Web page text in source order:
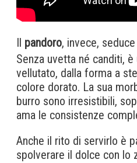
Il pandoro, invece,
Senza uvetta né canditi,
vellutato, dalla forma a
colore dorato. La sua
burro sono irresistibili,
ama le consistenze
Anche il rito di servirlo è
spolverare il dolce con lo